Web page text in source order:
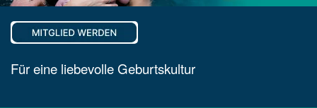
Für eine liebevolle Geburtskultur